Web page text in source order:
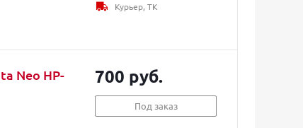
Курьер, ТК
Neo HP-
700 руб.
Под заказ